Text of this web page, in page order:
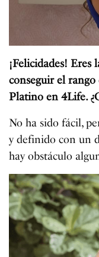
¡Felicidades!
conseguir el
Platino en 4Life.
No ha sido fácil,
y definido con un
hay obstáculo